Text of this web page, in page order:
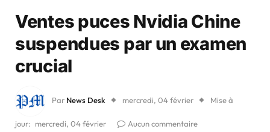
Ventes puces Nvidia Chine
suspendues par un examen
crucial
Par News Desk mercredi, 04 février Mise à
jour: mercredi, 04 février
Aucun commentaire